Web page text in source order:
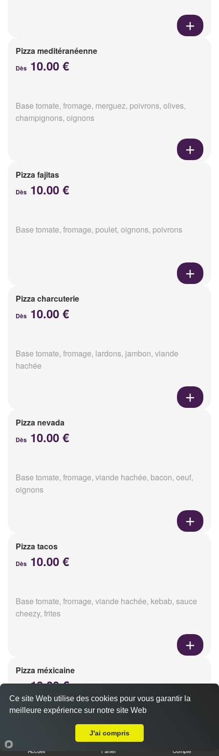
Pizza meditéranéenne
Dès 10.00 €
Base tomate, fromage, merguez, poivrons, olives,
champignons, oignons
Pizza fajitas
Dès 10.00 €
Base tomate, fromage, poulet, oignons, poivrons
Pizza charcuterie
Dès 10.00 €
Base tomate, fromage, lardons, jambon, viande
hachée
Pizza nevada
Dès 10.00 €
Base tomate, fromage, viande hachée, bacon, oeuf,
oignons
Pizza tacos
Dès 10.00 €
Base tomate, fromage, viande hachée, kebab, sauce
cheezy, frites
Pizza méxicaine
10.00 €
Base sauce barbecue, fromage, viande hachée,
Accueil Panier Compte
Ce site Web utilise des cookies pour vous garantir la
meilleure expérience sur notre site Web
J'ai compris